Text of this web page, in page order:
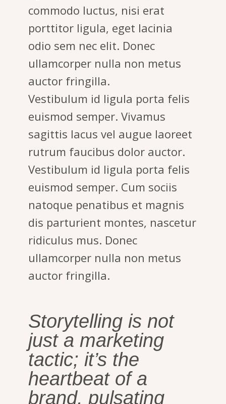
commodo luctus, nisi erat
porttitor ligula, eget lacinia
odio sem nec elit. Donec
ullamcorper nulla non metus
auctor fringilla.
Vestibulum id ligula porta felis
euismod semper. Vivamus
sagittis lacus vel augue laoreet
rutrum faucibus dolor auctor.
Vestibulum id ligula porta felis
euismod semper. Cum sociis
natoque penatibus et magnis
dis parturient montes, nascetur
ridiculus mus. Donec
ullamcorper nulla non metus
auctor fringilla.
Storytelling is not
just a marketing
tactic; it’s the
heartbeat of a
brand, pulsating